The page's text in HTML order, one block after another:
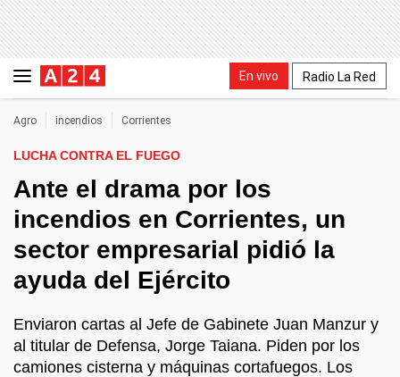
En vivo Radio La Red
Agro incendios Corrientes
LUCHA CONTRA EL FUEGO
Ante el drama por los
incendios en Corrientes, un
sector empresarial pidió la
ayuda del Ejército
Enviaron cartas al Jefe de Gabinete Juan Manzur y
al titular de Defensa, Jorge Taiana. Piden por los
camiones cisterna y máquinas cortafuegos. Los